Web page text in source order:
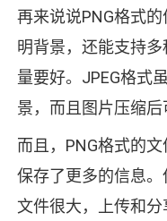
再来说说PNG格式
明背景，还能支持
量要好。JPEG格式
景，而且图片压缩后
而且，PNG格式的
保存了更多的信息
文件很大，上传和